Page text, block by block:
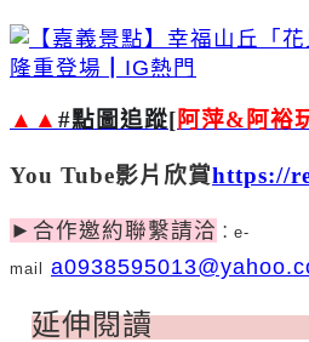
▲▲ #點圖追蹤[阿萍& 阿裕
You Tube影片欣賞https://
► 合作邀約聯繫請洽 ：e-
mail
延伸